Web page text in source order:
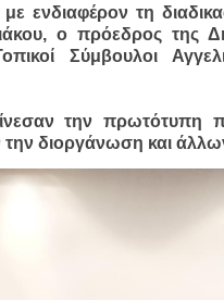
ενδιαφέρον τη
ο πρόεδρος της
Σύμβουλοι
την πρωτότυπη
διοργάνωση και